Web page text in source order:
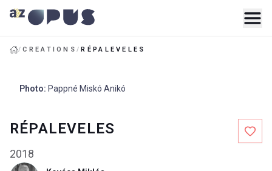
/CREATIONS/RÉPALEVELES
RÉPALEVELES
2018
Photo: Pappné Miskó Anikó